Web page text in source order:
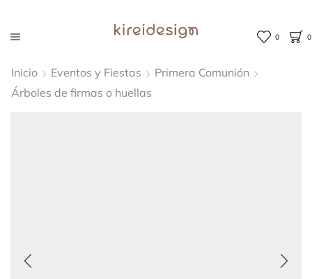
0 0
Inicio Eventos y Fiestas
Primera Comunión
Árboles de firmas o huellas